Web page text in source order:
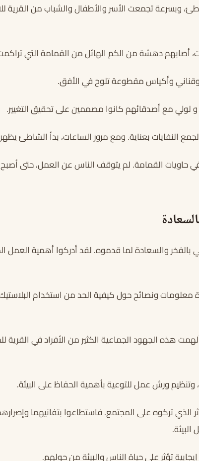
وبسرعة تجمعت الأسر والأطفال والشباب من القرية
أصابهم دهشة من الكم الهائل من القمامة التي
وأكياس مقطوعة تلوح في الأفق.
و لولي مع أصدقائهم كانوا مصممين على تحقيق التغيير.
النفايات بعناية. ومع مرور الساعات، بدأ الشاطئ
في حاويات القمامة. لم يتوقف الناس عن العمل، حتى
بالفخر والسعادة لما قدموه. لقد أدركوا أهمية العمل
معلومات ونصائح حول كيفية الحد من استخدام
هذه الجهود الجماعية الكثير من الأفراد في القرية
وتنظيم ورش عمل للتوعية بأهمية الحفاظ على البيئة.
الذي تركوه على المجتمع. فاستطاعوا بتفانيهما
تؤثر على حياة الناس والبيئة من حولهم.